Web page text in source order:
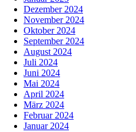
Dezember 2024
November 2024
Oktober 2024
September 2024
August 2024
Juli 2024
Juni 2024
Mai 2024
April 2024
März 2024
Februar 2024
Januar 2024